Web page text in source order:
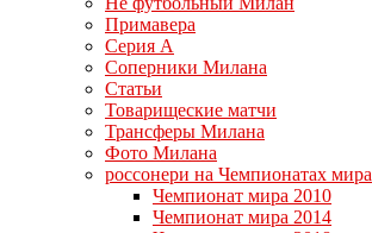
Примавера
Серия А
Соперники Милана
Статьи
Товарищеские матчи
Трансферы Милана
Фото Милана
россонери на Чемпионатах мира
Чемпионат мира 2010
Чемпионат мира 2014